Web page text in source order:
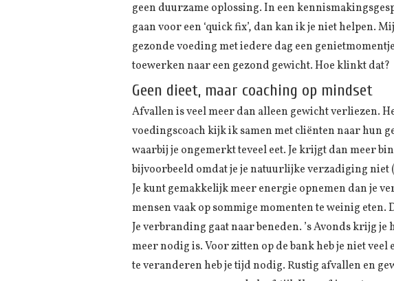
geen duurzame oplossing. In een
gaan voor een ‘quick fix’, dan kan ik je niet helpen.
gezonde voeding met iedere dag een
toewerken naar een gezond gewicht. Hoe klinkt dat?
Geen dieet, maar coaching op mindset
Afvallen is veel meer dan alleen gewicht verliezen.
voedingscoach kijk ik samen met cliënten naar hun
waarbij je ongemerkt teveel eet. Je krijgt dan meer
bijvoorbeeld omdat je je natuurlijke verzadiging niet
Je kunt gemakkelijk meer energie opnemen dan je
mensen vaak op sommige momenten te weinig eten.
Je verbranding gaat naar beneden. ’s Avonds krijg
meer nodig is. Voor zitten op de bank heb je niet
te veranderen heb je tijd nodig. Rustig afvallen en